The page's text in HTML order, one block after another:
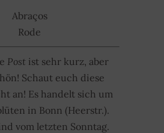
Abraços
Rode
Post ist sehr kurz, aber
Schaut euch diese
an! Es handelt sich um
in Bonn (Heerstr.).
vom letzten Sonntag.